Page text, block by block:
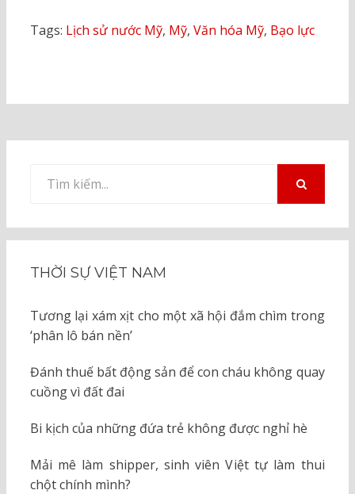
Tags: Lịch sử nước Mỹ, Mỹ, Văn hóa Mỹ, Bạo lực
kiếm
THỜI SỰ VIỆT NAM
Tương lại xám xịt cho một xã hội đắm chìm trong
‘phân lô bán nền’
Đánh thuế bất động sản để con cháu không quay
cuồng vì đất đai
Bi kịch của những đứa trẻ không được nghỉ hè
Mải mê làm shipper, sinh viên Việt tự làm thui
chột chính mình?